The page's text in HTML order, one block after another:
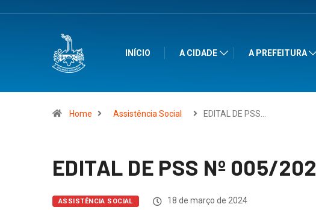
INÍCIO A CIDADE A PREFEITURA
Home Assistência Social EDITAL DE PSS…
EDITAL DE PSS Nº 005/
ASSISTÊNCIA SOCIAL 18 de março de 2024